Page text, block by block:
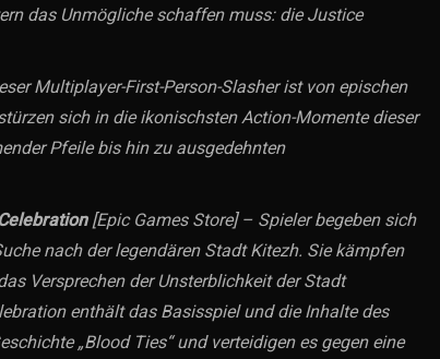
das Unmögliche schaffen muss: die Justice
Multiplayer-First-Person-Slasher ist von epischen
sich in die ikonischsten Action-Momente dieser
Pfeile bis hin zu ausgedehnten
[Epic Games Store] – Spieler begeben sich
nach der legendären Stadt Kitezh. Sie kämpfen
Versprechen der Unsterblichkeit der Stadt
enthält das Basisspiel und die Inhalte des
„Blood Ties“ und verteidigen es gegen eine